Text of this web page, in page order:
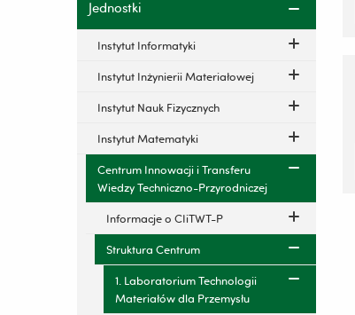
Jednostki
Instytut Informatyki
Instytut Inżynierii Materiałowej
Instytut Nauk Fizycznych
Instytut Matematyki
Centrum Innowacji i Transferu
Wiedzy Techniczno-Przyrodniczej
Informacje o CIiTWT-P
Struktura Centrum
1. Laboratorium Technologii
Materiałów dla Przemysłu